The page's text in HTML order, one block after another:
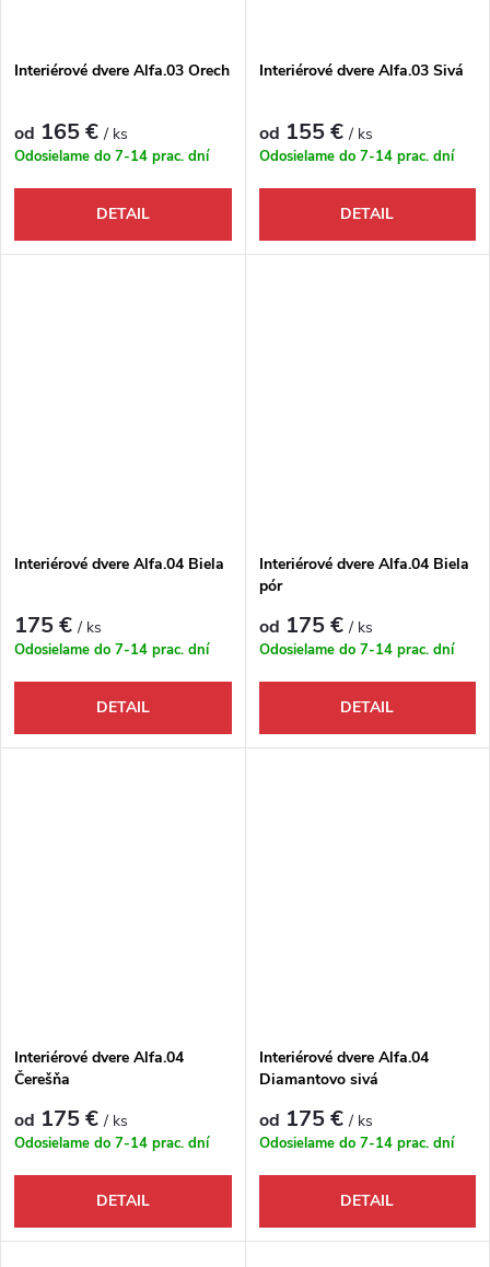
Interiérové dvere Alfa.03 Orech
od 165 €/ ks
Odosielame do 7-14 prac. dní
DETAIL
Interiérové dvere Alfa.03 Sivá
od 155 €/ ks
Odosielame do 7-14 prac. dní
DETAIL
Interiérové dvere Alfa.04 Biela
175 €/ ks
Odosielame do 7-14 prac. dní
DETAIL
Interiérové dvere Alfa.04 Biela
pór
od 175 €/ ks
Odosielame do 7-14 prac. dní
DETAIL
Interiérové dvere Alfa.04
Čerešňa
od 175 €/ ks
Odosielame do 7-14 prac. dní
DETAIL
Interiérové dvere Alfa.04
Diamantovo sivá
od 175 €/ ks
Odosielame do 7-14 prac. dní
DETAIL